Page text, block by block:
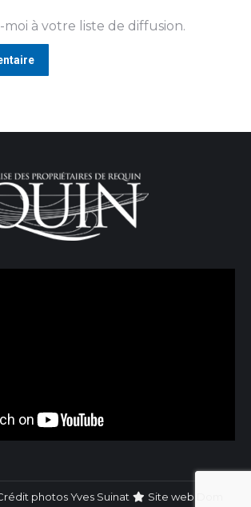
à votre liste de diffusion.
photos Yves Suinat Site web